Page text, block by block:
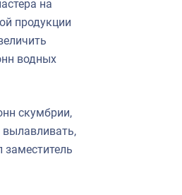
на
продукции
водных
скумбрии,
вылавливать,
заместитель